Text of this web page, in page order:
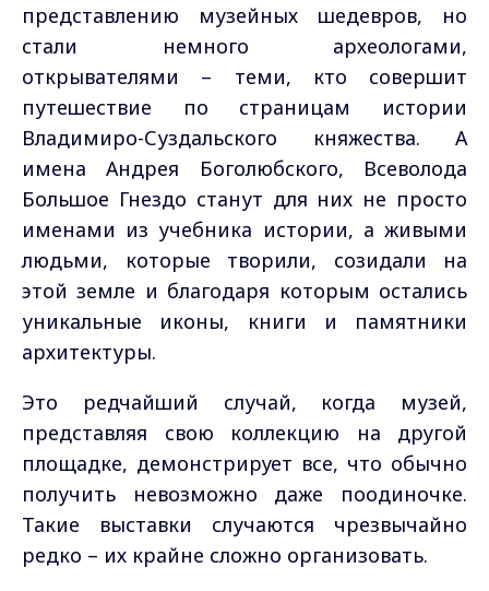
представлению музейных шедевров, но
стали немного археологами,
открывателями – теми, кто совершит
путешествие по страницам истории
Владимиро-Суздальского княжества. А
имена Андрея Боголюбского, Всеволода
Большое Гнездо станут для них не просто
именами из учебника истории, а живыми
людьми, которые творили, созидали на
этой земле и благодаря которым остались
уникальные иконы, книги и памятники
архитектуры.
Это редчайший случай, когда музей,
представляя свою коллекцию на другой
площадке, демонстрирует все, что обычно
получить невозможно даже поодиночке.
Такие выставки случаются чрезвычайно
редко – их крайне сложно организовать.